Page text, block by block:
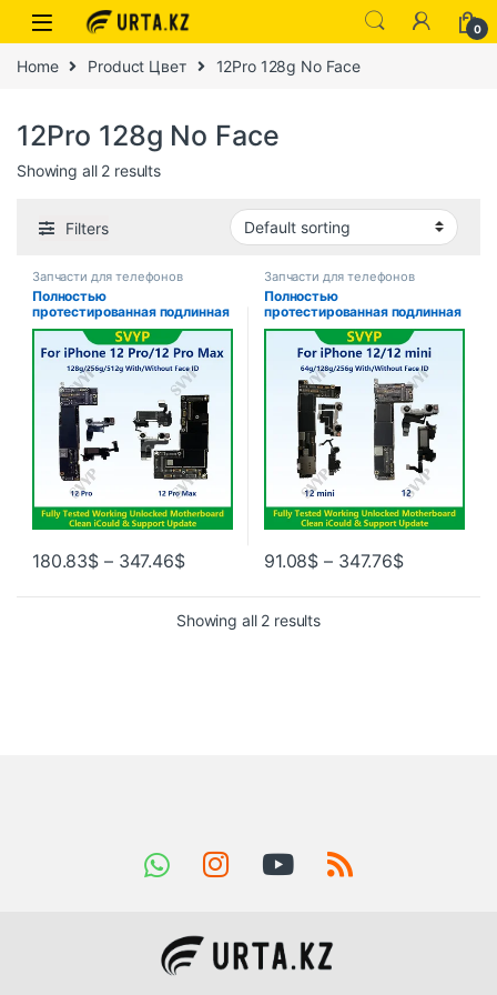
0
Home Product Цвет 12Pro 128g No Face
12Pro 128g No Face
Showing all 2 results
Filters
Запчасти для телефонов
Полностью
протестированная подлинная
материнская плата для
iPhone 12 Pro Max, 128 г/256
г, разблокированная
материнская плата с
лицевым идентификатором,
очищенная iCloud, быстрая
доставка
180.83$ – 347.46$
Запчасти для телефонов
Полностью
протестированная подлинная
материнская плата для
iPhone 12, 64 г/128 г/256 г,
разблокированная
материнская плата с
лицевым идентификатором,
обновление поддержки iCloud
91.08$ – 347.76$
Showing all 2 results